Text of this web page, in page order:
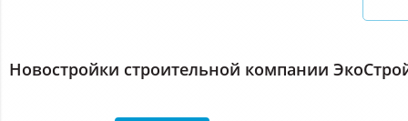
Новостройки строительной компании